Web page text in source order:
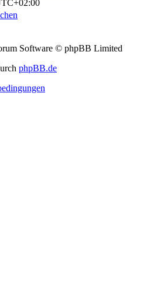
Software © phpBB Limited
phpBB.de